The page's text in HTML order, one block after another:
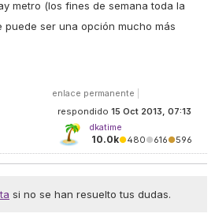
metro (los fines de semana toda la
puede ser una opción mucho más
enlace permanente
respondido 15 Oct 2013, 07:13
dkatime
10.0k●480●616●596
si no se han resuelto tus dudas.